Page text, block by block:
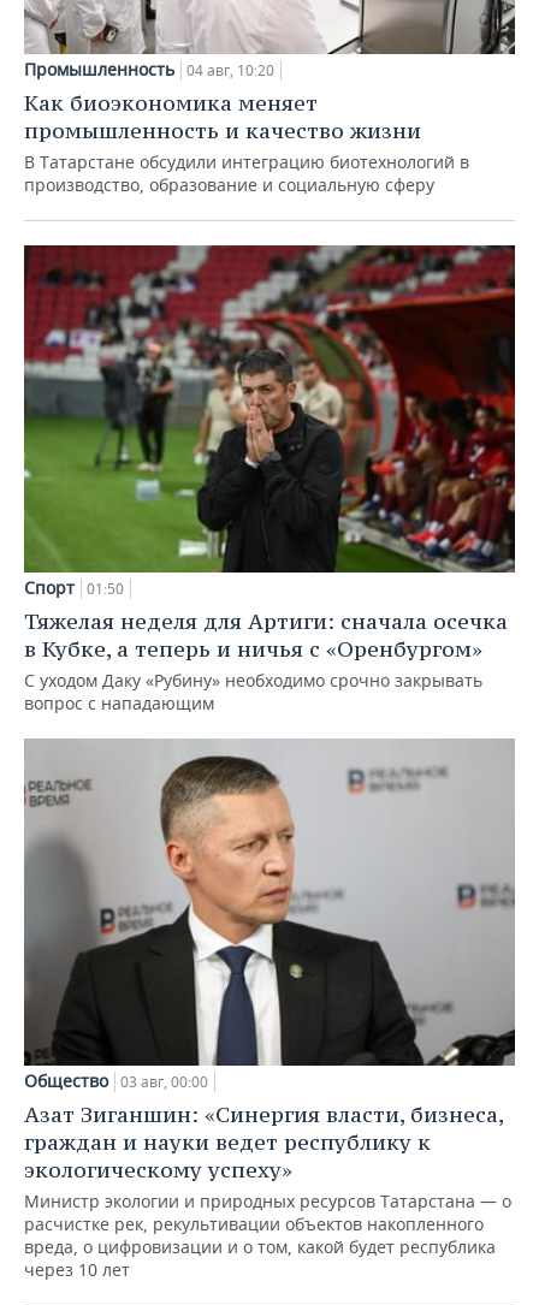
Промышленность 04 авг, 10:20
Как биоэкономика меняет
промышленность и качество жизни
В Татарстане обсудили интеграцию биотехнологий в
производство, образование и социальную сферу
Спорт 01:50
Тяжелая неделя для Артиги: сначала осечка
в Кубке, а теперь и ничья с «Оренбургом»
С уходом Даку «Рубину» необходимо срочно закрывать
вопрос с нападающим
Общество 03 авг, 00:00
Азат Зиганшин: «Синергия власти, бизнеса,
граждан и науки ведет республику к
экологическому успеху»
Министр экологии и природных ресурсов Татарстана — о
расчистке рек, рекультивации объектов накопленного
вреда, о цифровизации и о том, какой будет республика
через 10 лет